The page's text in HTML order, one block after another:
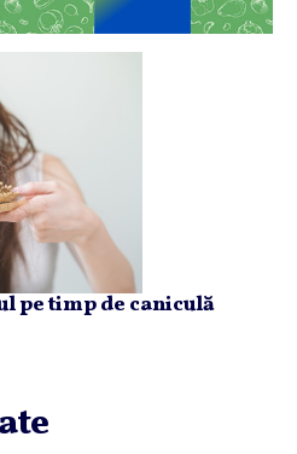
pe timp de caniculă